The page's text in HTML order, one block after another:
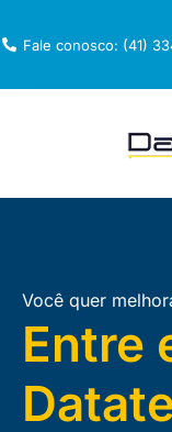
Fale conosco: (41)
Você quer
Entre